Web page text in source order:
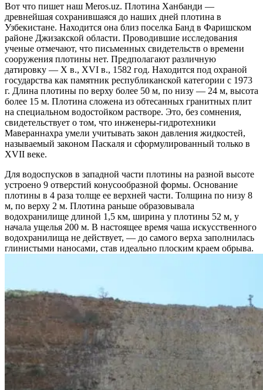
Вот что пишет наш Meros.uz. Плотина Ханбанди —
древнейшая сохранившаяся до наших дней плотина в
Узбекистане. Находится она близ поселка Банд в Фаришском
районе Джизакской области. Проводившие исследования
ученые отмечают, что письменных свидетельств о времени
сооружения плотины нет. Предполагают различную
датировку — X в., XVI в., 1582 год. Находится под охраной
государства как памятник республиканской категории с 1973
г. Длина плотины по верху более 50 м, по низу — 24 м, высота
более 15 м. Плотина сложена из обтесанных гранитных плит
на специальном водостойком растворе. Это, без сомнения,
свидетельствует о том, что инженеры-гидротехники
Мавераннахра умели учитывать закон давления жидкостей,
называемый законом Паскаля и сформулированный только в
XVII веке.
Для водоспусков в западной части плотины на разной высоте
устроено 9 отверстий конусообразной формы. Основание
плотины в 4 раза толще ее верхней части. Толщина по низу 8
м, по верху 2 м. Плотина раньше образовывала
водохранилище длиной 1,5 км, ширина у плотины 52 м, у
начала ущелья 200 м. В настоящее время чаша искусственного
водохранилища не действует, — до самого верха заполнилась
глинистыми наносами, став идеально плоским краем обрыва.